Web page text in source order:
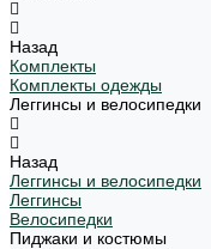
Назад
Комплекты
Комплекты одежды
Леггинсы и велосипедки
Назад
Леггинсы и велосипедки
Леггинсы
Велосипедки
Пиджаки и костюмы